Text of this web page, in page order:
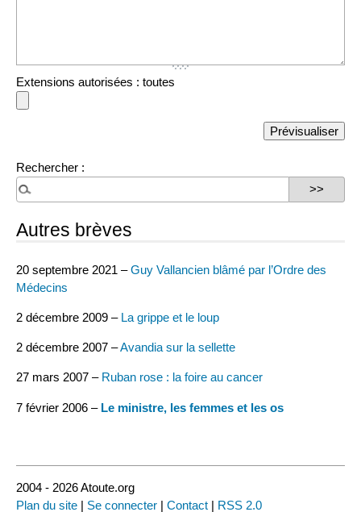
Extensions autorisées : toutes
Rechercher :
Autres brèves
20 septembre 2021 –Guy Vallancien blâmé par l’Ordre des
Médecins
2 décembre 2009 – La grippe et le loup
2 décembre 2007 –Avandia sur la sellette
27 mars 2007 – Ruban rose : la foire au cancer
7 février 2006 – Le ministre, les femmes et les os
2004 - 2026 Atoute.org
Plan du site | Se connecter | Contact | RSS 2.0